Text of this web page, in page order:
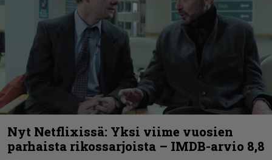
Nyt Netflixissä: Yksi viime vuosien
parhaista rikossarjoista – IMDB-arvio 8,8